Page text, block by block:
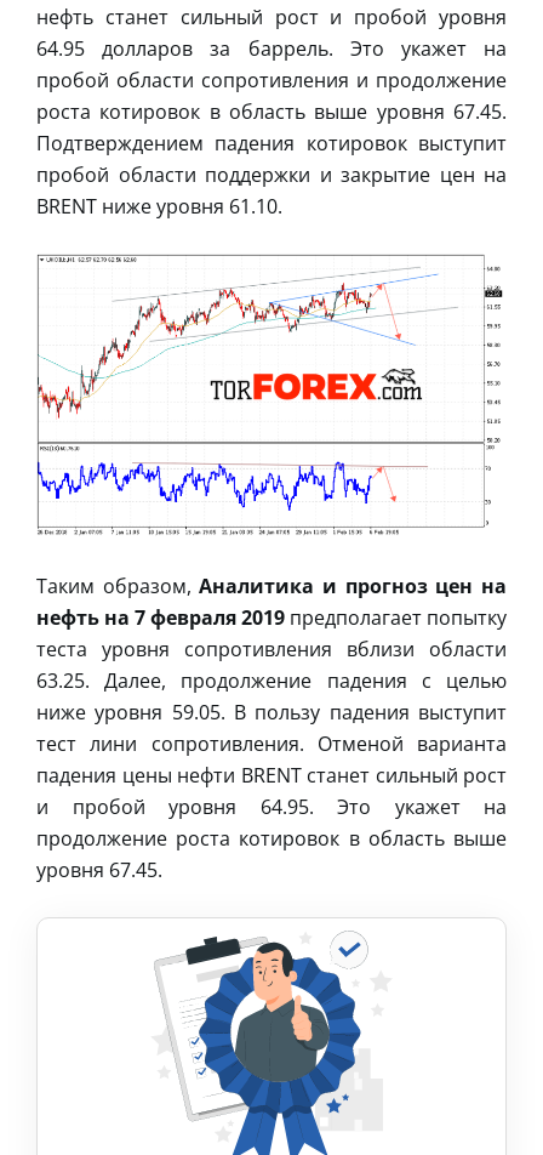
нефть станет сильный рост и пробой уровня
64.95 долларов за баррель. Это укажет на
пробой области сопротивления и продолжение
роста котировок в область выше уровня 67.45.
Подтверждением падения котировок выступит
пробой области поддержки и закрытие цен на
BRENT ниже уровня 61.10.
Таким образом,Аналитика и прогноз цен на
нефть на 7 февраля 2019 предполагает попытку
теста уровня сопротивления вблизи области
63.25. Далее, продолжение падения с целью
ниже уровня 59.05. В пользу падения выступит
тест лини сопротивления. Отменой варианта
падения цены нефти BRENT станет сильный рост
и пробой уровня 64.95. Это укажет на
продолжение роста котировок в область выше
уровня 67.45.